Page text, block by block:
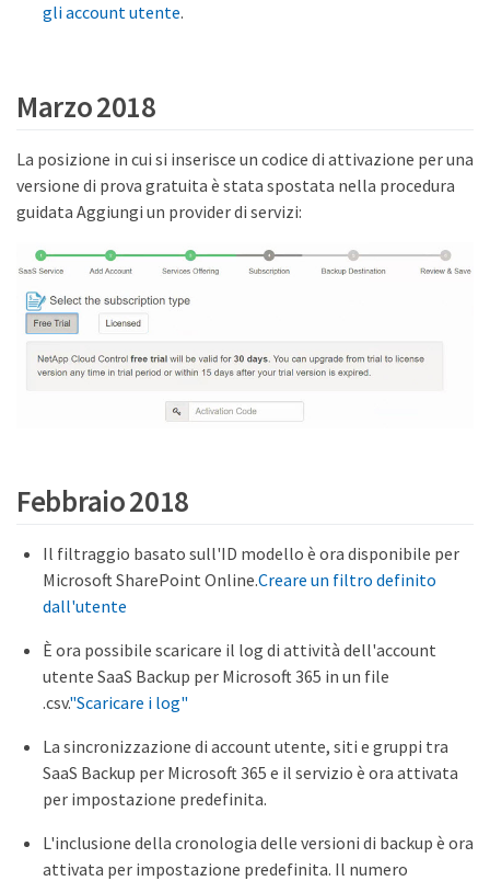
gli account utente.
Marzo 2018
La posizione in cui si inserisce un codice di attivazione per una
versione di prova gratuita è stata spostata nella procedura
guidata Aggiungi un provider di servizi:
Febbraio 2018
Il filtraggio basato sull'ID modello è ora disponibile per
Microsoft SharePoint Online.Creare un filtro definito
dall'utente
È ora possibile scaricare il log di attività dell'account
utente SaaS Backup per Microsoft 365 in un file
.csv."Scaricare i log"
La sincronizzazione di account utente, siti e gruppi tra
SaaS Backup per Microsoft 365 e il servizio è ora attivata
per impostazione predefinita.
L'inclusione della cronologia delle versioni di backup è ora
attivata per impostazione predefinita. Il numero